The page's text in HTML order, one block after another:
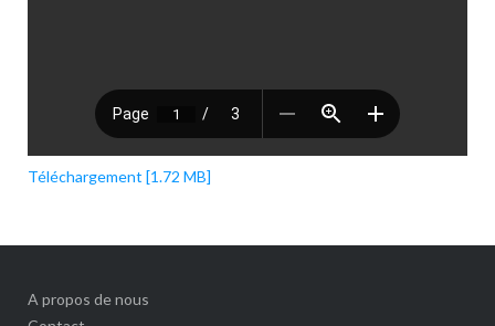
Téléchargement [1.72 MB]
A propos de nous